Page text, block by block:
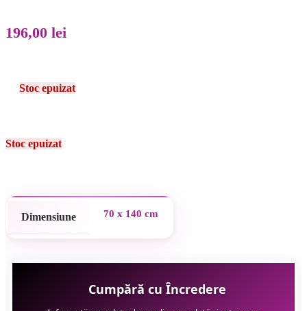
196,00 lei
Stoc epuizat
Stoc epuizat
Dimensiune 70 x 140 cm
Cumpără cu Încredere